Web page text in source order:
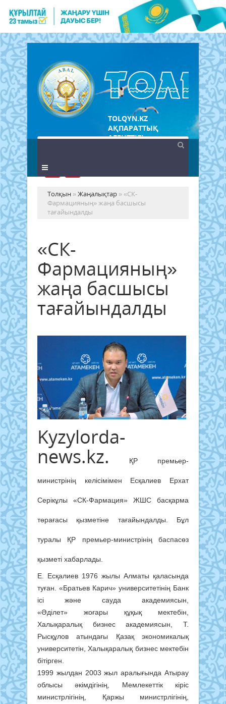
TOLQYN.KZ
АҚПАРАТТЫҚ
АГЕНТТІГІ
Толқын »Жаңалықтар » «СК-
Фармацияның» жаңа басшысы
тағайындалды
«СК-
Фармацияның»
жаңа басшысы
тағайындалды
Kyzylorda-
news.kz. ҚР премьер-
министрінің келісімімен Есқалиев Ерхат
Серікұлы «СК-Фармация» ЖШС басқарма
төрағасы қызметіне тағайындалды. Бұл
туралы ҚР премьер-министрінің баспасөз
қызметі хабарлады.
Е. Есқалиев 1976 жылы Алматы қаласында
туған. «Братьев Карич» университетінің Банк
ісі және сауда академиясын,
«Әділет» жоғары құқық мектебін,
Халықаралық бизнес академиясын, Т.
Рысқұлов атындағы Қазақ экономикалық
университетін, Халықаралық бизнес мектебін
бітірген.
1999 жылдан 2003 жыл аралығында Атырау
облысы әкімдігінің, Мемлекеттік кіріс
министрлігінің, Қаржы министрлігінің,